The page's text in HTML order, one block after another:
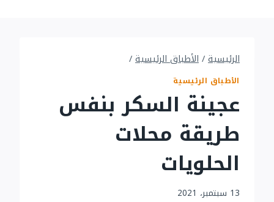
الرئيسية/الأطباق الرئيسية/
الأطباق الرئيسية
عجينة السكر بنفس
طريقة محلات
الحلويات
13 سبتمبر، 2021